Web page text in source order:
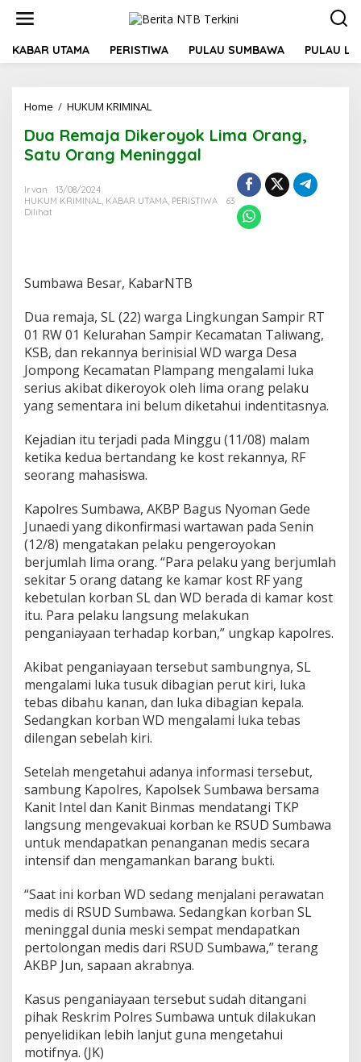
t
KABAR UTAMA PERISTIWA PULAU SUMBAWA PULAU
Home / HUKUM KRIMINAL
a
R
e
j
e
y
o
k
L
i
m
a
r
a
S
a
t
u
O
r
a
n
g
n
i
n
g
Dua Remaja Dikeroyok Lima Orang,
Satu Orang Meninggal
Irvan
13/08/2024
HUKUM KRIMINAL, KABAR UTAMA, PERISTIWA
63
Dilihat
Sumbawa Besar, KabarNTB
Dua remaja, SL (22) warga Lingkungan Sampir RT
01 RW 01 Kelurahan Sampir Kecamatan Taliwang,
KSB, dan rekannya berinisial WD warga Desa
Jompong Kecamatan Plampang mengalami luka
serius akibat dikeroyok oleh lima orang pelaku
yang sementara ini belum diketahui indentitasnya.
Kejadian itu terjadi pada Minggu (11/08) malam
ketika kedua bertandang ke kost rekannya, RF
seorang mahasiswa.
Kapolres Sumbawa, AKBP Bagus Nyoman Gede
Junaedi yang dikonfirmasi wartawan pada Senin
(12/8) mengatakan pelaku pengeroyokan
berjumlah lima orang. “Para pelaku yang berjumlah
sekitar 5 orang datang ke kamar kost RF yang
kebetulan korban SL dan WD berada di kamar kost
itu. Para pelaku langsung melakukan
penganiayaan terhadap korban,” ungkap kapolres.
Akibat penganiayaan tersebut sambungnya, SL
mengalami luka tusuk dibagian perut kiri, luka
tebas dibahu kanan, dan luka dibagian kepala.
Sedangkan korban WD mengalami luka tebas
dilengan sebelah kiri.
Setelah mengetahui adanya informasi tersebut,
sambung Kapolres, Kapolsek Sumbawa bersama
Kanit Intel dan Kanit Binmas mendatangi TKP
langsung mengevakuai korban ke RSUD Sumbawa
untuk mendapatkan penanganan medis secara
intensif dan mengamankan barang bukti.
“Saat ini korban WD sedang menjalani perawatan
medis di RSUD Sumbawa. Sedangkan korban SL
meninggal dunia meski sempat mendapatkan
pertolongan medis dari RSUD Sumbawa,” terang
AKBP Jun, sapaan akrabnya.
Kasus penganiayaan tersebut sudah ditangani
pihak Reskrim Polres Sumbawa untuk dilakukan
penyelidikan lebih lanjut guna mengetahui
motifnya. (JK)